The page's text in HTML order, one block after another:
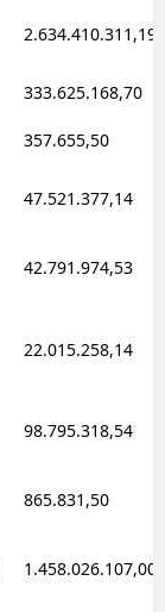
2.634.410.311,19
333.625.168,70
357.655,50
47.521.377,14
42.791.974,53
22.015.258,14
98.795.318,54
865.831,50
1.458.026.107,00